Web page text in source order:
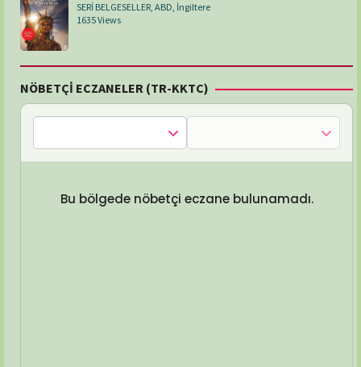
SERİ BELGESELLER, ABD, İngiltere
1635 Views
NÖBETÇİ ECZANELER (TR-KKTC)
Bu bölgede nöbetçi eczane bulunamadı.